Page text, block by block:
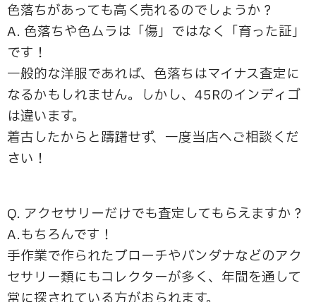
色落ちがあっても高く売れるのでしょうか？
A. 色落ちや色ムラは「傷」ではなく「育った証」
です！
一般的な洋服であれば、色落ちはマイナス査定に
なるかもしれません。しかし、45Rのインディゴ
は違います。
着古したからと躊躇せず、一度当店へご相談くだ
さい！
Q. アクセサリーだけでも査定してもらえますか？
A.もちろんです！
手作業で作られたブローチやバンダナなどのアク
セサリー類にもコレクターが多く、年間を通して